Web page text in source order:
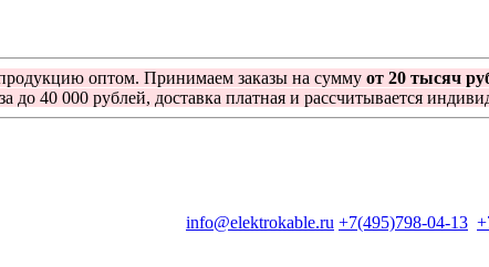
оптом. Принимаем заказы на сумму от 20 тысяч
до 40 000 рублей, доставка платная и рассчитывается
info@elektrokable.ru +7(495)798-04-13